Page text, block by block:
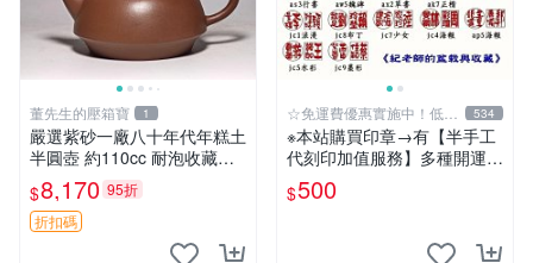
董先生的壓箱寶 1
嚴選紫砂一廠八十年代年糕土
半圓壺 約110cc 耐泡收藏佳
品 實用小器 年糕土 半圓壺
紅泥
$8,170 95折
折扣碼
☆免運費優惠實施中！低於
批發價
534
※本站購買印章→有【半手工
代刻印加值服務】多種開運招
財字體可選擇《紀老師玉石
坊》人一生使用、擁有玉質印
正能量→開運聚氣、招財、避
$500